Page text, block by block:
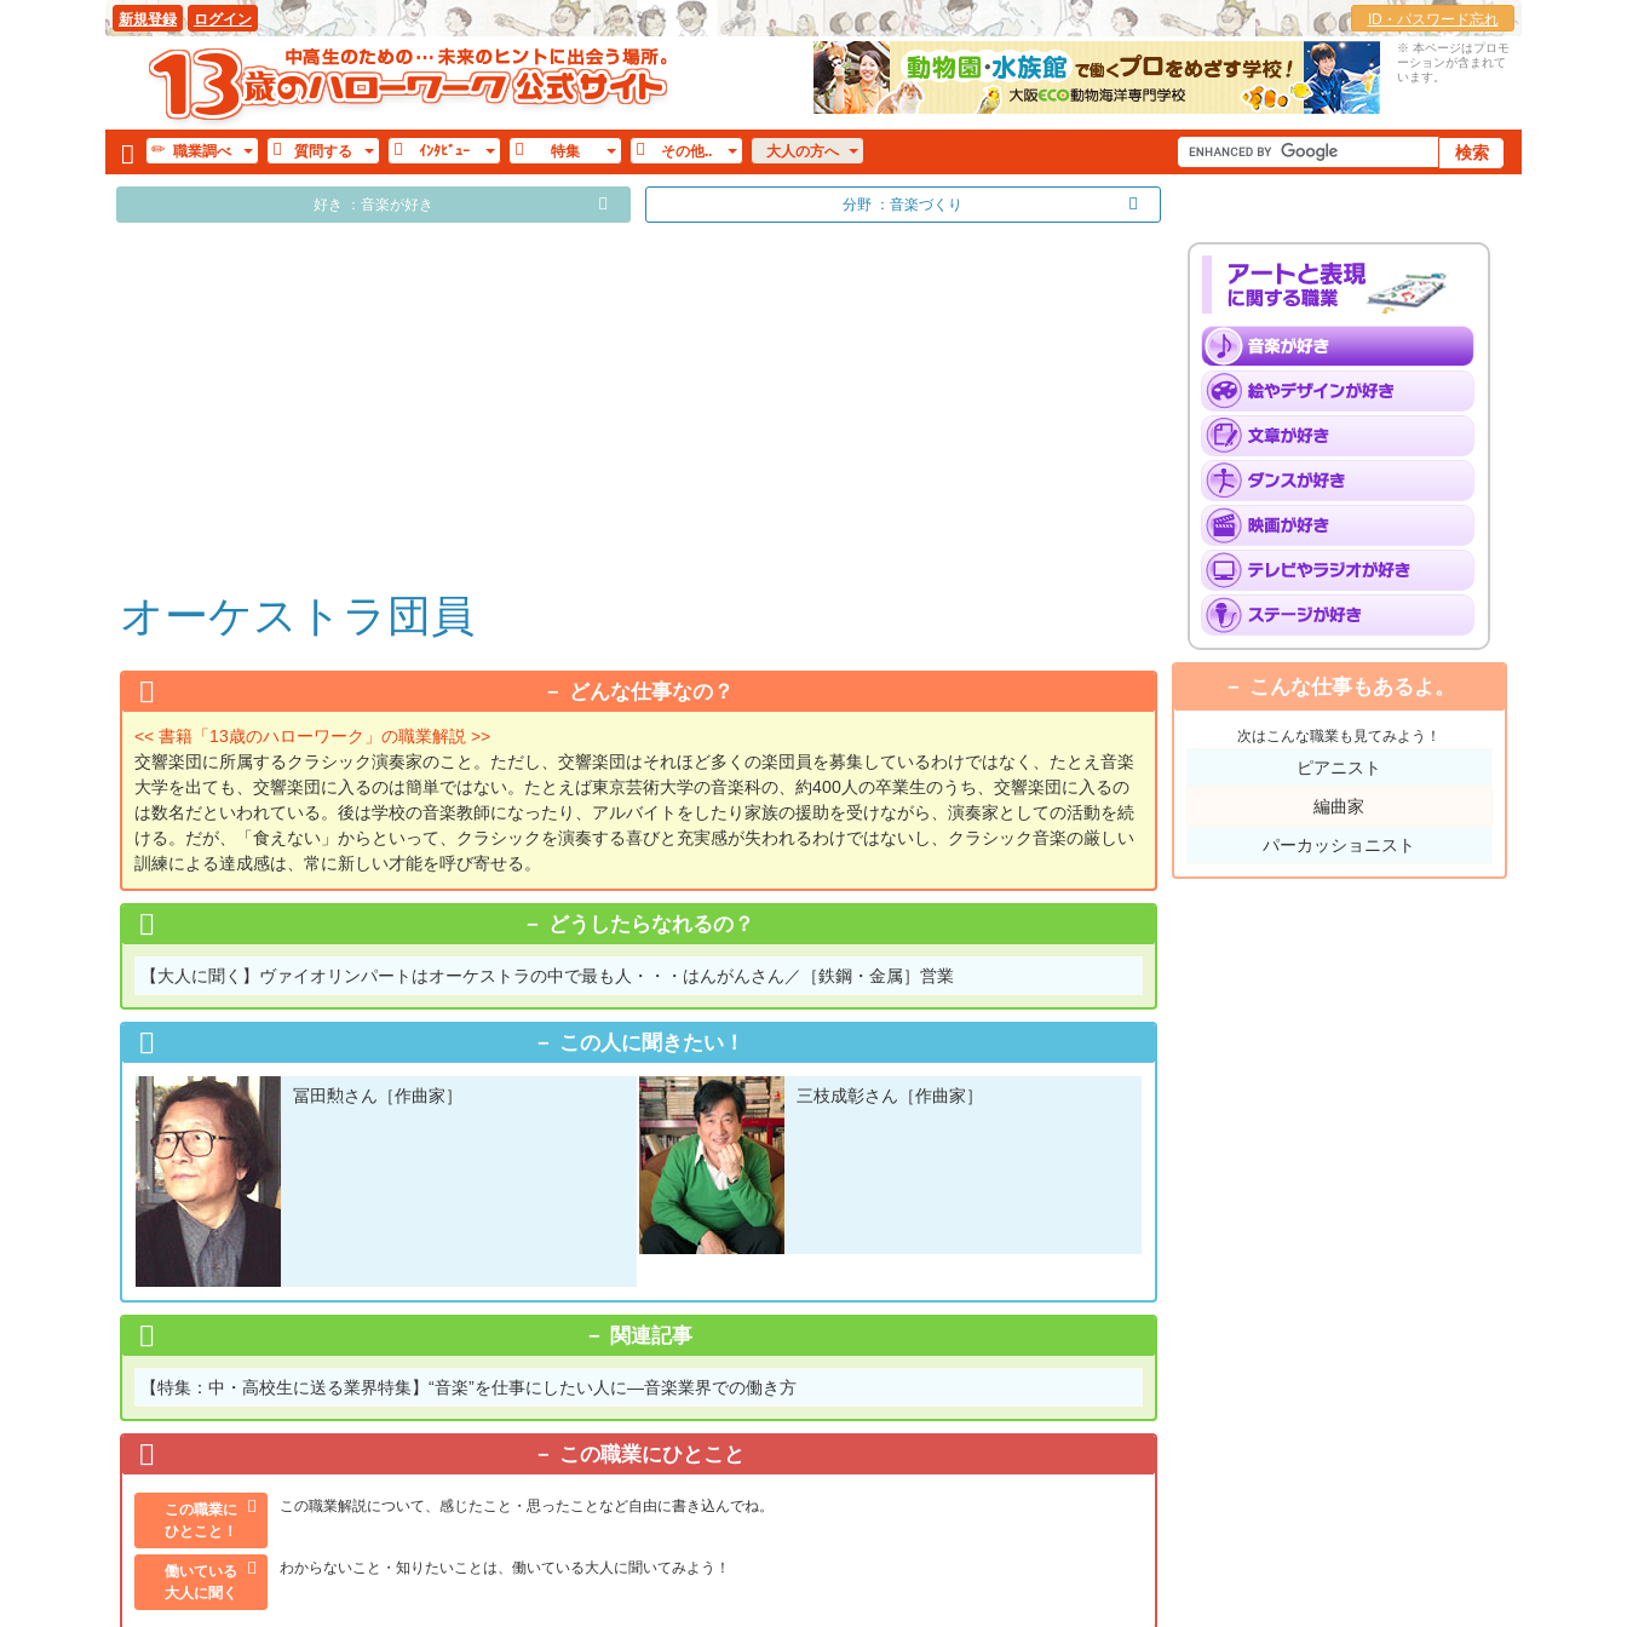
新規登録 ログイン ID・パスワード忘れ
※ 本ページはプロモ
ーションが含まれて
います。
職業調べ 質問する ｲﾝﾀﾋﾞｭｰ 特集 その他.. 大人の方へ
好き ：音楽が好き 分野 ：音楽づくり
オーケストラ団員
どんな仕事なの？
<< 書籍「13歳のハローワーク」の職業解説 >>
交響楽団に所属するクラシック演奏家のこと。ただし、交響楽団はそれほど多くの楽団員を募集しているわけではなく、たとえ音楽
大学を出ても、交響楽団に入るのは簡単ではない。たとえば東京芸術大学の音楽科の、約400人の卒業生のうち、交響楽団に入るの
は数名だといわれている。後は学校の音楽教師になったり、アルバイトをしたり家族の援助を受けながら、演奏家としての活動を続
ける。だが、「食えない」からといって、クラシックを演奏する喜びと充実感が失われるわけではないし、クラシック音楽の厳しい
訓練による達成感は、常に新しい才能を呼び寄せる。
どうしたらなれるの？
【大人に聞く】 ヴァイオリンパートはオーケストラの中で最も人・・・はんがんさん／［鉄鋼・金属］営業
この人に聞きたい！
冨田勲さん［作曲家］ 三枝成彰さん［作曲家］
関連記事
【特集：中・高校生に送る業界特集】 “音楽”を仕事にしたい人に―音楽業界での働き方
この職業にひとこと
この職業に
ひとこと！
この職業解説について、感じたこと・思ったことなど自由に書き込んでね。
働いている
大人に聞く
わからないこと・知りたいことは、働いている大人に聞いてみよう！
こんな仕事もあるよ。
次はこんな職業も見てみよう！
ピアニスト
編曲家
パーカッショニスト